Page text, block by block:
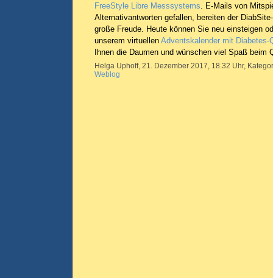
FreeStyle Libre Messsystems. E-Mails von
Alternativantworten gefallen, bereiten der
große Freude. Heute können Sie neu einsteigen
unserem virtuellen Adventskalender mit Diabetes-
Ihnen die Daumen und wünschen viel Spaß beim
Helga Uphoff, 21. Dezember 2017, 18.32 Uhr,
Weblog